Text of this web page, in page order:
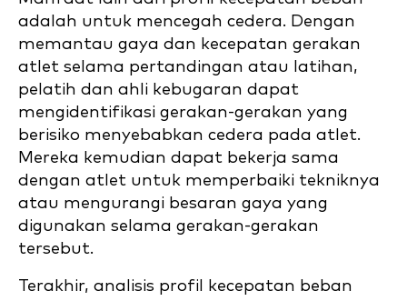
adalah untuk mencegah cedera. Dengan
memantau gaya dan kecepatan gerakan
atlet selama pertandingan atau latihan,
pelatih dan ahli kebugaran dapat
mengidentifikasi gerakan-gerakan yang
berisiko menyebabkan cedera pada atlet.
Mereka kemudian dapat bekerja sama
dengan atlet untuk memperbaiki tekniknya
atau mengurangi besaran gaya yang
digunakan selama gerakan-gerakan
tersebut.
Terakhir, analisis profil kecepatan beban